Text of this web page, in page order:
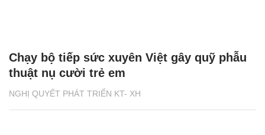
NGHỊ QUYẾT PHÁT TRIỂN KT- XH
Chạy bộ tiếp sức xuyên Việt gây quỹ phẫu
thuật nụ cười trẻ em